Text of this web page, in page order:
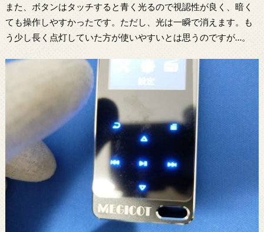
また、ボタンはタッチすると青く光るので視認性が良く、暗く
ても操作しやすかったです。ただし、光は一瞬で消えます。も
う少し長く点灯していた方が使いやすいとは思うのですが…。